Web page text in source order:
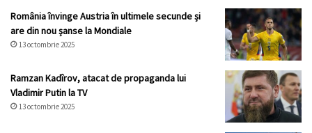
România învinge Austria în ultimele secunde și
are din nou șanse la Mondiale
13 octombrie 2025
Ramzan Kadîrov, atacat de propaganda lui
Vladimir Putin la TV
13 octombrie 2025